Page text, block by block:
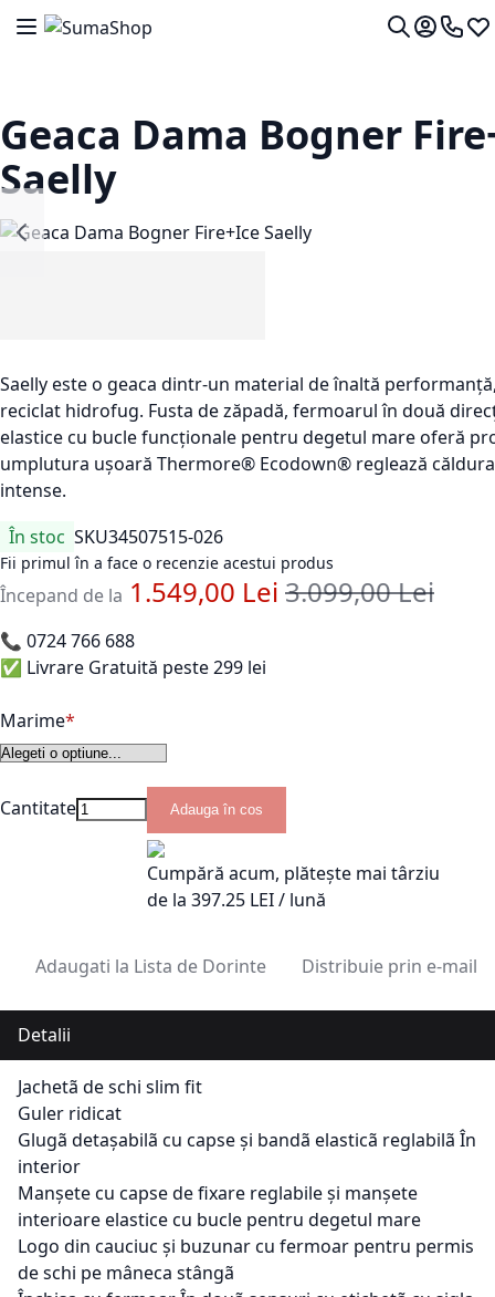
Mergeti la Continut
Comutare în navigare
Contul
0724
Geaca Dama Bogner
Saelly
Saelly este o geaca dintr-un material de înaltă
reciclat hidrofug. Fusta de zăpadă, fermoarul în două
elastice cu bucle funcționale pentru degetul mare oferă
umplutura ușoară Thermore® Ecodown® reglează
intense.
În stoc SKU34507515-026
Fii primul în a face o recenzie acestui produs
Începand de la 1.549,00 Lei Pret standard
3.099,00 Lei
📞 0724 766 688
✅ Livrare Gratuită peste 299 lei
Marime
Cantitate Adauga în cos
Cumpără acum, plătește mai târziu
de la 397.25 LEI / lună
Adaugati la Lista de Dorinte Distribuie prin e-mail
Detalii
Jachetã de schi slim fit
Guler ridicat
Glugã detașabilã cu capse și bandã elasticã reglabilã În
interior
Manșete cu capse de fixare reglabile și manșete
interioare elastice cu bucle pentru degetul mare
Logo din cauciuc și buzunar cu fermoar pentru permis
de schi pe mâneca stângã